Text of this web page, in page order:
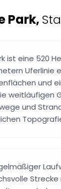
Park,
ist eine 520
Uferlinie
und
weitläufigen
und